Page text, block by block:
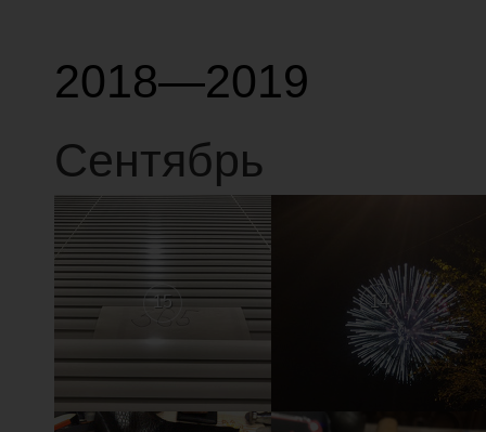
2018—2019
Сентябрь
15 14